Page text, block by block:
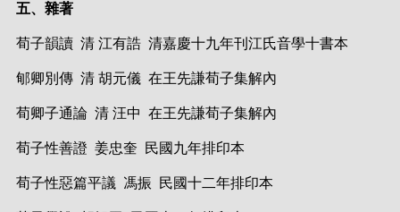
五、雜著
荀子韻讀 清 江有誥 清嘉慶十九年刊江氏音學十書本
郇卿別傳 清 胡元儀 在王先謙荀子集解內
荀卿子通論 清 汪中 在王先謙荀子集解內
荀子性善證 姜忠奎 民國九年排印本
荀子性惡篇平議 馮振 民國十二年排印本